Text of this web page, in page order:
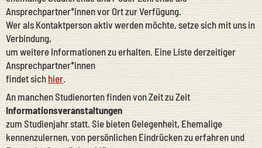
Ansprechpartner*innen vor Ort zur Verfügung.
Wer als Kontaktperson aktiv werden möchte, setze sich mit uns in
Verbindung,
um weitere Informationen zu erhalten. Eine Liste derzeitiger
Ansprechpartner*innen
findet sich hier
An manchen Studienorten finden von Zeit zu Zeit
Informationsveranstaltungen
zum Studienjahr statt. Sie bieten Gelegenheit, Ehemalige
kennenzulernen, von persönlichen Eindrücken zu erfahren und